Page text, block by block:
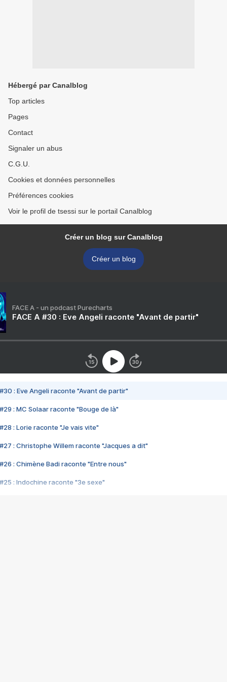
Hébergé par Canalblog
Top articles
Pages
Contact
Signaler un abus
C.G.U.
Cookies et données personnelles
Préférences cookies
Voir le profil de tsessi sur le portail Canalblog
Créer un blog sur Canalblog
Créer un blog
FACE A - un podcast Purecharts
FACE A #30 : Eve Angeli raconte "Avant de partir"
#30 : Eve Angeli raconte "Avant de partir"
#29 : MC Solaar raconte "Bouge de là"
#28 : Lorie raconte "Je vais vite"
#27 : Christophe Willem raconte "Jacques a dit"
#26 : Chimène Badi raconte "Entre nous"
#25 : Indochine raconte "3e sexe"